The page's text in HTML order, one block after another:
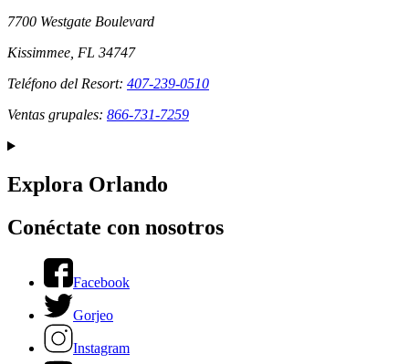
7700 Westgate Boulevard
Kissimmee, FL 34747
Teléfono del Resort: 407-239-0510
Ventas grupales: 866-731-7259
Explora Orlando
Conéctate con nosotros
Facebook
Gorjeo
Instagram